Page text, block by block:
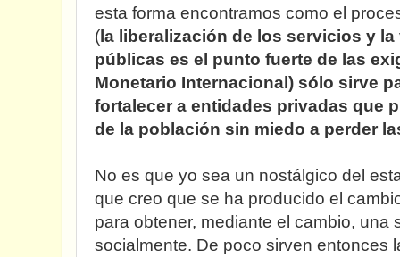
esta forma encontramos como el
( la liberalización de los servicios y
públicas es el punto fuerte de las
Monetario Internacional) sólo sirve
fortalecer a entidades privadas que
de la población sin miedo a perder
No es que yo sea un nostálgico del
que creo que se ha producido el
para obtener, mediante el cambio, una
socialmente. De poco sirven entonces